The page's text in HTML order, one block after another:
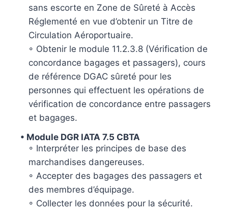
sans escorte en Zone de Sûreté à Accès
Réglementé en vue d’obtenir un Titre de
Circulation Aéroportuaire.
◦ Obtenir le module 11.2.3.8 (Vérification de
concordance bagages et passagers), cours
de référence DGAC sûreté pour les
personnes qui effectuent les opérations de
vérification de concordance entre passagers
et bagages.
• Module DGR IATA 7.5 CBTA
◦ Interpréter les principes de base des
marchandises dangereuses.
◦ Accepter des bagages des passagers et
des membres d’équipage.
◦ Collecter les données pour la sécurité.